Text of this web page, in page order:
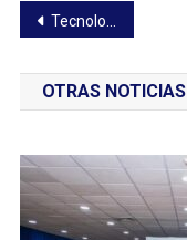
Navegación
de
entradas
Tecnología que siembra cambio en la agricultura
OTRAS NOTICIAS